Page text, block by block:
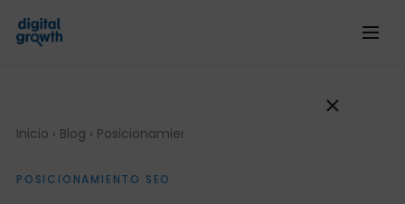
Inicio › Blog › Posicionamiento SEO
POSICIONAMIENTO SEO